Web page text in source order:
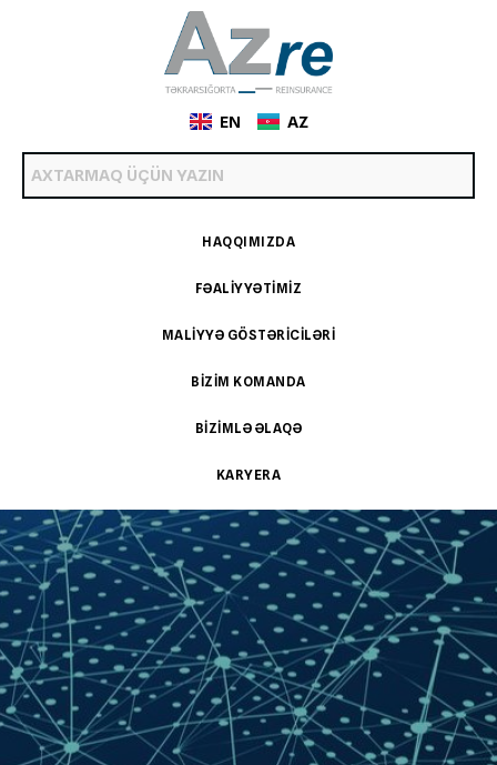
EN AZ
HAQQIMIZDA
FƏALIYYƏTIMIZ
MALIYYƏ GÖSTƏRICILƏRI
BIZIM KOMANDA
BIZIMLƏ ƏLAQƏ
KARYERA